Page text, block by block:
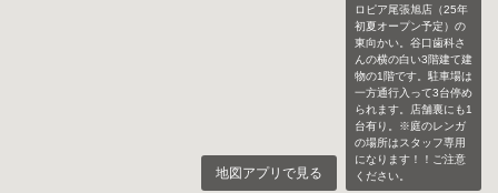
ロピア尾張旭店（25年
初夏オープン予定）の
東向かい。谷口歯科さ
んの横の白い3階建て建
物の1階です。駐車場は
一方通行入って3台停め
られます。店舗裏にも1
台有り。※庭のレンガ
の場所はスタッフ専用
になります！！ご注意
ください。
地図アプリで見る